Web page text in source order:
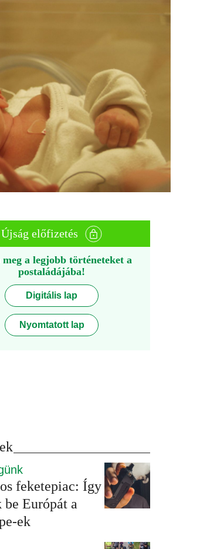
Újság előfizetés
a legjobb történeteket a
postaládájába!
Digitális lap
Nyomtatott lap
feketepiac: Így
be Európát a
ek